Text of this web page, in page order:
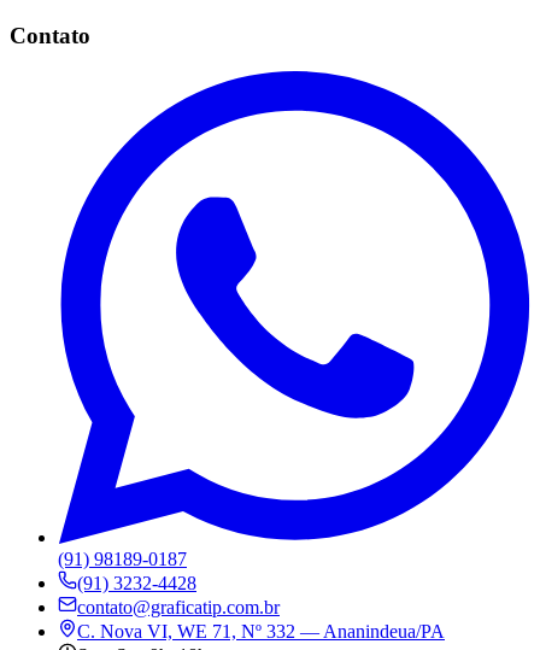
Contato
(91) 98189-0187
(91) 3232-4428
contato@graficatip.com.br
C. Nova VI, WE 71, Nº 332 — Ananindeua/PA